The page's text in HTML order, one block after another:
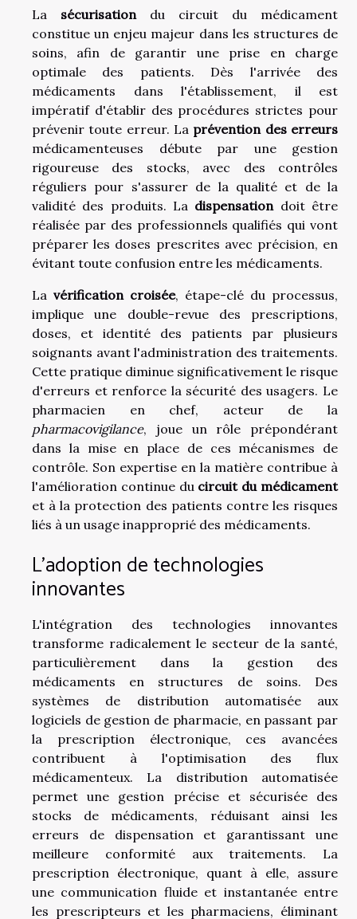
La sécurisationdu circuit du médicament
constitue un enjeu majeur dans les structures de
soins, afin de garantir une prise en charge
optimale des patients. Dès l'arrivée des
médicaments dans l'établissement, il est
impératif d'établir des procédures strictes pour
prévenir toute erreur. La prévention des erreurs
médicamenteuses débute par une gestion
rigoureuse des stocks, avec des contrôles
réguliers pour s'assurer de la qualité et de la
validité des produits. La dispensationdoit être
réalisée par des professionnels qualifiés qui vont
préparer les doses prescrites avec précision, en
évitant toute confusion entre les médicaments.
La vérification croisée, étape-clé du processus,
implique une double-revue des prescriptions,
doses, et identité des patients par plusieurs
soignants avant l'administration des traitements.
Cette pratique diminue significativement le risque
d'erreurs et renforce la sécurité des usagers. Le
pharmacien en chef, acteur de la
pharmacovigilance, joue un rôle prépondérant
dans la mise en place de ces mécanismes de
contrôle. Son expertise en la matière contribue à
l'amélioration continue du circuit du médicament
et à la protection des patients contre les risques
liés à un usage inapproprié des médicaments.
L'adoption de technologies
innovantes
L'intégration des technologies innovantes
transforme radicalement le secteur de la santé,
particulièrement dans la gestion des
médicaments en structures de soins. Des
systèmes de distribution automatisée aux
logiciels de gestion de pharmacie, en passant par
la prescription électronique, ces avancées
contribuent à l'optimisation des flux
médicamenteux. La distribution automatisée
permet une gestion précise et sécurisée des
stocks de médicaments, réduisant ainsi les
erreurs de dispensation et garantissant une
meilleure conformité aux traitements. La
prescription électronique, quant à elle, assure
une communication fluide et instantanée entre
les prescripteurs et les pharmaciens, éliminant